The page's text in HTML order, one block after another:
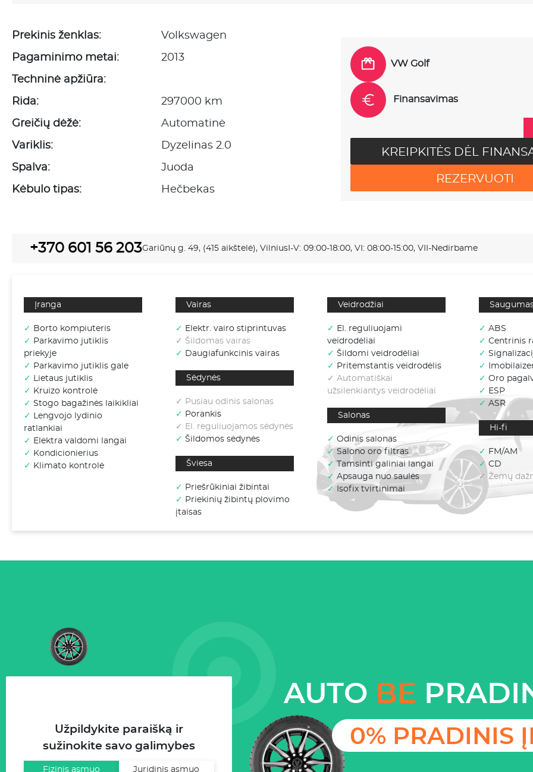
Prekinis ženklas: Volkswagen
Pagaminimo metai: 2013
Techninė apžiūra:
Rida: 297000 km
Greičių dėžė: Automatinė
Variklis: Dyzelinas 2.0
Spalva: Juoda
Kėbulo tipas: Hečbekas
VW Golf
Finansavimas
KREIPKITĖS DĖL
REZERVUOTI
+370 601 56 203Gariūnų g. 49, (415 aikštelė), VilniusI-V: 09:00-18:00, VI: 08:00-15:00, VII-Nedirbame
Įranga
✓ Borto kompiuteris
✓ Parkavimo jutiklis
priekyje
✓ Parkavimo jutiklis gale
✓ Lietaus jutiklis
✓ Kruizo kontrolė
✓ Stogo bagažinės laikikliai
✓ Lengvojo lydinio
ratlankiai
✓ Elektra valdomi langai
✓ Kondicionierius
✓ Klimato kontrolė
Vairas
✓ Elektr. vairo stiprintuvas
✓ Šildomas vairas
✓ Daugiafunkcinis vairas
Sėdynės
✓ Pusiau odinis salonas
✓ Porankis
✓ El. reguliuojamos sėdynės
✓ Šildomos sėdynės
Šviesa
✓ Priešrūkiniai žibintai
✓ Priekinių žibintų plovimo
įtaisas
Veidrodžiai
✓ El. reguliuojami
veidrodėliai
✓ Šildomi veidrodėliai
✓ Pritemstantis veidrodėlis
✓ Automatiškai
užsilenkiantys veidrodėliai
Salonas
✓ Odinis salonas
✓ Salono oro filtras
✓ Tamsinti galiniai langai
✓ Apsauga nuo saulės
✓
Isofix tvirtinimai
✓ ABS
✓ Centrinis
✓
✓
✓ Oro
✓ ESP
✓ ASR
Hi-fi
✓ FM/AM
✓CD
✓ Žemų
AUTO BE
0% PRADINIS
Užpildykite paraišką ir
sužinokite savo galimybes
Fizinis asmuo Juridinis asmuo